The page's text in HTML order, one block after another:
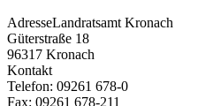
AdresseLandratsamt Kronach
Güterstraße 18
96317 Kronach
Kontakt
Telefon: 09261 678-0
Fax: 09261 678-211